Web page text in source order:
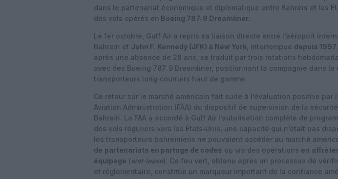
dans le partenariat économique et diplomatique entre Bahreïn et les
des vols opérés en Boeing 787‑9 Dreamliner.
Le 1er octobre, Gulf Air a repris sa liaison directe entre l’aéroport
Bahreïn et John F. Kennedy (JFK) à New York , interrompue depuis 1997
après une absence de 28 ans, se traduit par trois rotations
avec des Boeing 787‑9 Dreamliner, positionnant la compagnie dans la
transporteurs long‑courriers haut de gamme.
Ce retour sur le marché américain fait suite à l’évaluation positive par
Aviation Administration (FAA) du dispositif de supervision de la
Bahreïn. La FAA a accordé à Gulf Air l’autorisation complète de
des vols réguliers vers les États‑Unis, une capacité qui n’était pas
les transporteurs bahreïniens ne pouvaient accéder au marché
de partenariats en partage de codes ou via des opérations en
équipage ( wet‑lease). Ce feu vert, obtenu après un processus de
et réglementaire, constitue un marqueur important de la confiance